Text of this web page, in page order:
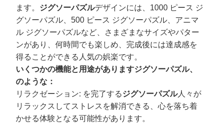
ます。 ジグソーパズルデザインには、1000 ピース ジ
グソーパズル、500 ピース ジグソーパズル、アニマ
ル ジグソーパズルなど、さまざまなサイズやパター
ンがあり、何時間でも楽しめ、完成後には達成感を
得ることができる人気の娯楽です。
いくつかの機能と用途がありますジグソーパズル、
のような：
リラクゼーション: を完了するジグソーパズル人々が
リラックスしてストレスを解消できる、心を落ち着
かせる体験となる可能性があります。